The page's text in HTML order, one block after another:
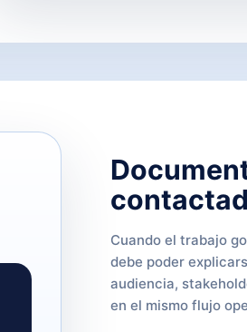
Cuando el trabajo
debe poder
audiencia,
en el mismo flujo